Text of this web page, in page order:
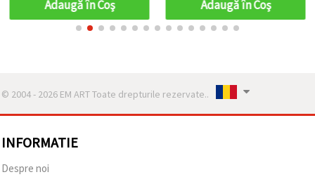
Adaugă în Coş Adaugă în Coş
© 2004 - 2026 EM ART Toate drepturile rezervate..
INFORMATIE
Despre noi